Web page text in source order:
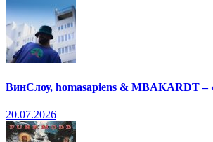
ВинСлоу, homasapiens & MBAKARDT –
20.07.2026